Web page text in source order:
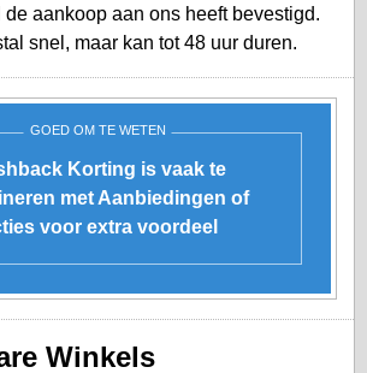
aankoop aan ons heeft bevestigd.
snel, maar kan tot 48 uur duren.
GOED OM TE WETEN
Korting is vaak te
met Aanbiedingen of
voor extra voordeel
Winkels